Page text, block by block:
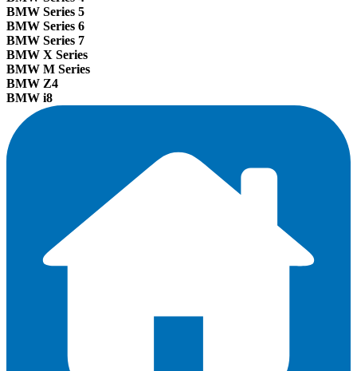
BMW Series 5
BMW Series 6
BMW Series 7
BMW X Series
BMW M Series
BMW Z4
BMW i8